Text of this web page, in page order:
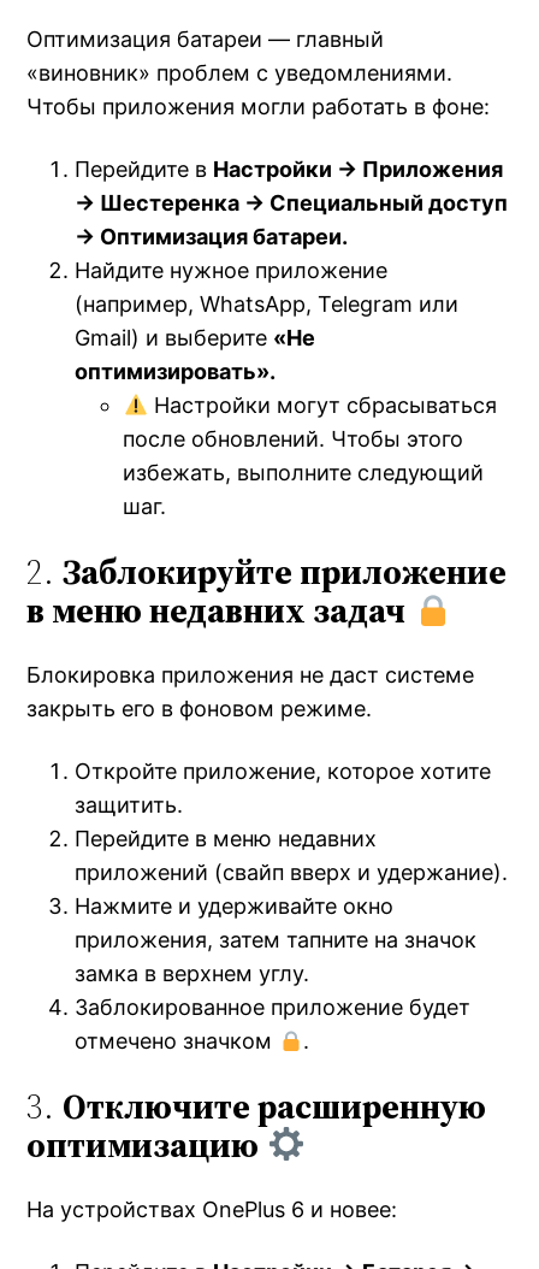
Оптимизация батареи — главный
«виновник» проблем с уведомлениями.
Чтобы приложения могли работать в фоне:
Перейдите в Настройки → Приложения
→ Шестеренка → Специальный доступ
→ Оптимизация батареи.
Найдите нужное приложение
(например, WhatsApp, Telegram или
Gmail) и выберите «Не
оптимизировать».
Настройки могут сбрасываться
после обновлений. Чтобы этого
избежать, выполните следующий
шаг.
2.Заблокируйте приложение
в меню недавних задач
Блокировка приложения не даст системе
закрыть его в фоновом режиме.
Откройте приложение, которое хотите
защитить.
Перейдите в меню недавних
приложений (свайп вверх и удержание).
Нажмите и удерживайте окно
приложения, затем тапните на значок
замка в верхнем углу.
Заблокированное приложение будет
отмечено значком
.
3. Отключите расширенную
оптимизацию
На устройствах OnePlus 6 и новее: